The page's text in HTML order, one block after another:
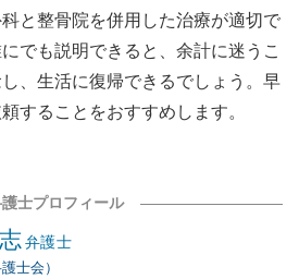
と整骨院を併用した治療が適切で
でも説明できると、余計に迷うこ
、生活に復帰できるでしょう。早
することをおすすめします。
士プロフィール
弁護士
士会）